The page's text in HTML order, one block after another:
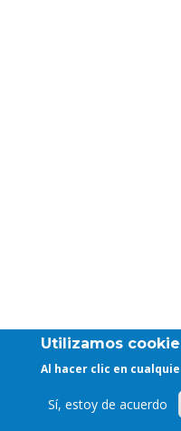
Utilizamos
Al hacer clic en
Sí, estoy de acuerdo